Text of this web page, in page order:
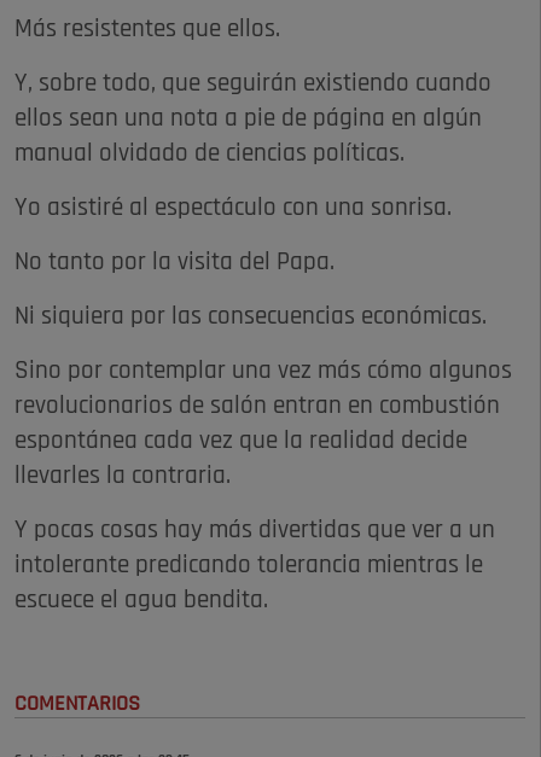
Más resistentes que ellos.
Y, sobre todo, que seguirán existiendo cuando
ellos sean una nota a pie de página en algún
manual olvidado de ciencias políticas.
Yo asistiré al espectáculo con una sonrisa.
No tanto por la visita del Papa.
Ni siquiera por las consecuencias económicas.
Sino por contemplar una vez más cómo algunos
revolucionarios de salón entran en combustión
espontánea cada vez que la realidad decide
llevarles la contraria.
Y pocas cosas hay más divertidas que ver a un
intolerante predicando tolerancia mientras le
escuece el agua bendita.
COMENTARIOS